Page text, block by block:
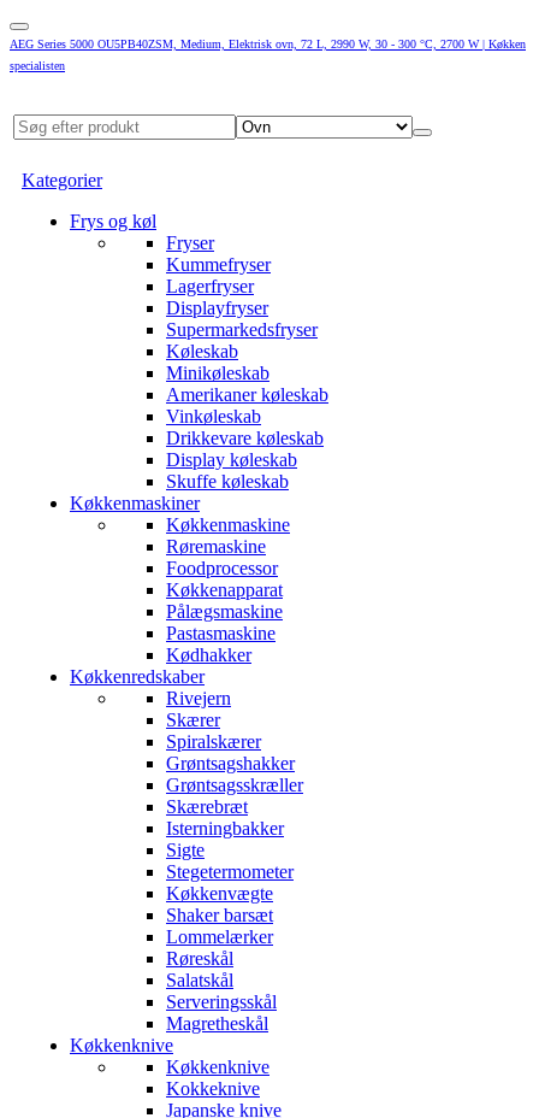
AEG Series 5000 OU5PB40ZSM, Medium, Elektrisk ovn, 72 L, 2990 W, 30 - 300 °C, 2700 W | Køkken
specialisten
Kategorier
Frys og køl
Fryser
Kummefryser
Lagerfryser
Displayfryser
Supermarkedsfryser
Køleskab
Minikøleskab
Amerikaner køleskab
Vinkøleskab
Drikkevare køleskab
Display køleskab
Skuffe køleskab
Køkkenmaskiner
Køkkenmaskine
Røremaskine
Foodprocessor
Køkkenapparat
Pålægsmaskine
Pastasmaskine
Kødhakker
Køkkenredskaber
Rivejern
Skærer
Spiralskærer
Grøntsagshakker
Grøntsagsskræller
Skærebræt
Isterningbakker
Sigte
Stegetermometer
Køkkenvægte
Shaker barsæt
Lommelærker
Røreskål
Salatskål
Serveringsskål
Magretheskål
Køkkenknive
Køkkenknive
Kokkeknive
Japanske knive